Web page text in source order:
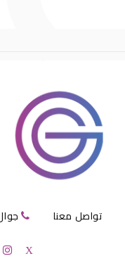
مرض
تواصل معنا